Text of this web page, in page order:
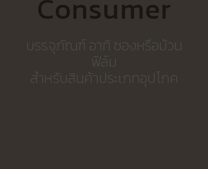
Consumer
บรรจุภัณฑ์ อาทิ ซองหรือม้วน
ฟิล์ม
สำหรับสินค้าประเภทอุปโภค